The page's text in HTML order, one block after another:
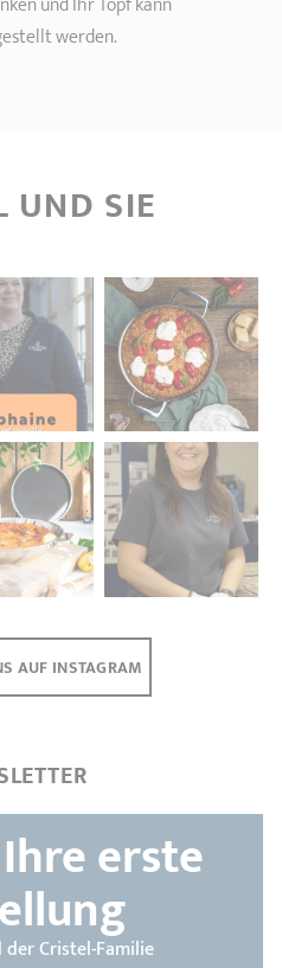
werden.
UND SIE
erste
der Cristel-Familie
AUF INSTAGRAM